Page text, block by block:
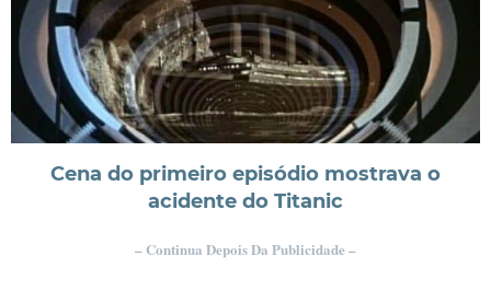
Cena do primeiro episódio mostrava o
acidente do Titanic
– Continua Depois Da Publicidade –